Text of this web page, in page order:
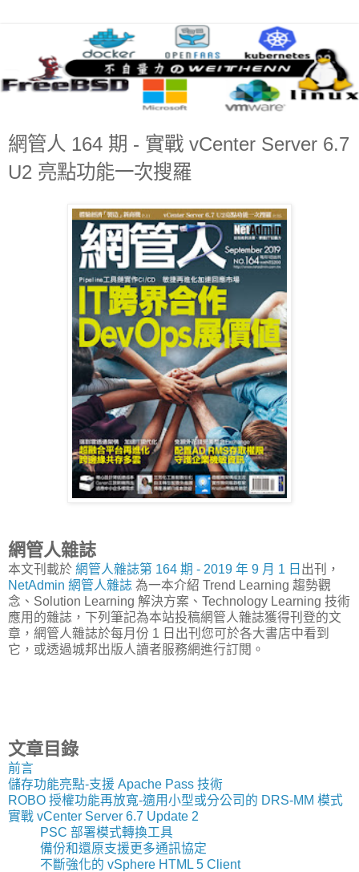
網管人 164 期 - 實戰 vCenter Server 6.7
U2 亮點功能一次搜羅
網管人雜誌
本文刊載於 網管人雜誌第 164 期 - 2019 年 9 月 1 日 出刊，
NetAdmin 網管人雜誌 為一本介紹 Trend Learning 趨勢觀
念、Solution Learning 解決方案、Technology Learning 技術
應用的雜誌，下列筆記為本站投稿網管人雜誌獲得刊登的文
章，網管人雜誌於每月份 1 日出刊您可於各大書店中看到
它，或透過城邦出版人讀者服務網進行訂閱。
文章目錄
前言
儲存功能亮點-支援 Apache Pass 技術
ROBO 授權功能再放寬-適用小型或分公司的 DRS-MM 模式
實戰 vCenter Server 6.7 Update 2
PSC 部署模式轉換工具
備份和還原支援更多通訊協定
不斷強化的 vSphere HTML 5 Client